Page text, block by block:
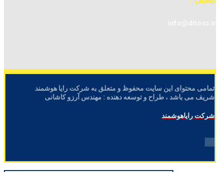
تمامی محتوای این سایت محفوظ و متعلق به شرکت رایا هوشمند
شریف می باشد ، طراح و توسعه دهنده : مهندس آرزو کاشانی
شرکت رایاهوشمند